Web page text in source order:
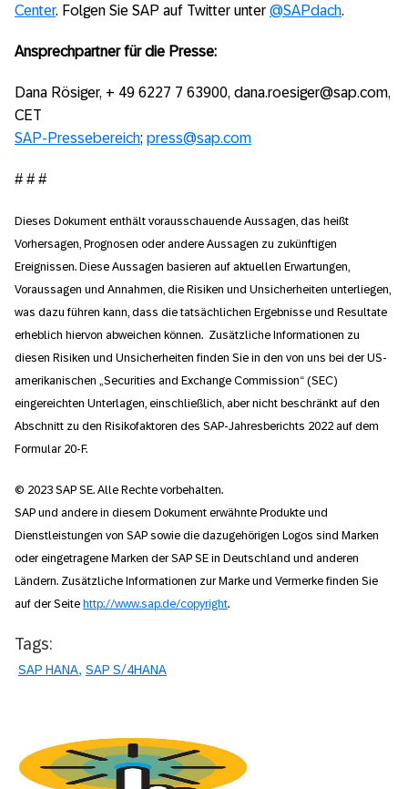
Center. Folgen Sie SAP auf Twitter unter @SAPdach.
Ansprechpartner für die Presse:
Dana Rösiger, + 49 6227 7 63900, dana.roesiger@sap.com,
CET
SAP-Pressebereich; press@sap.com
# # #
Dieses Dokument enthält vorausschauende Aussagen, das heißt
Vorhersagen, Prognosen oder andere Aussagen zu zukünftigen
Ereignissen. Diese Aussagen basieren auf aktuellen Erwartungen,
Voraussagen und Annahmen, die Risiken und Unsicherheiten unterliegen,
was dazu führen kann, dass die tatsächlichen Ergebnisse und Resultate
erheblich hiervon abweichen können. Zusätzliche Informationen zu
diesen Risiken und Unsicherheiten finden Sie in den von uns bei der US-
amerikanischen „Securities and Exchange Commission“ (SEC)
eingereichten Unterlagen, einschließlich, aber nicht beschränkt auf den
Abschnitt zu den Risikofaktoren des SAP-Jahresberichts 2022 auf dem
Formular 20-F.
© 2023 SAP SE. Alle Rechte vorbehalten.
SAP und andere in diesem Dokument erwähnte Produkte und
Dienstleistungen von SAP sowie die dazugehörigen Logos sind Marken
oder eingetragene Marken der SAP SE in Deutschland und anderen
Ländern. Zusätzliche Informationen zur Marke und Vermerke finden Sie
auf der Seite http://www.sap.de/copyright.
Tags:
SAP HANA SAP S/4HANA